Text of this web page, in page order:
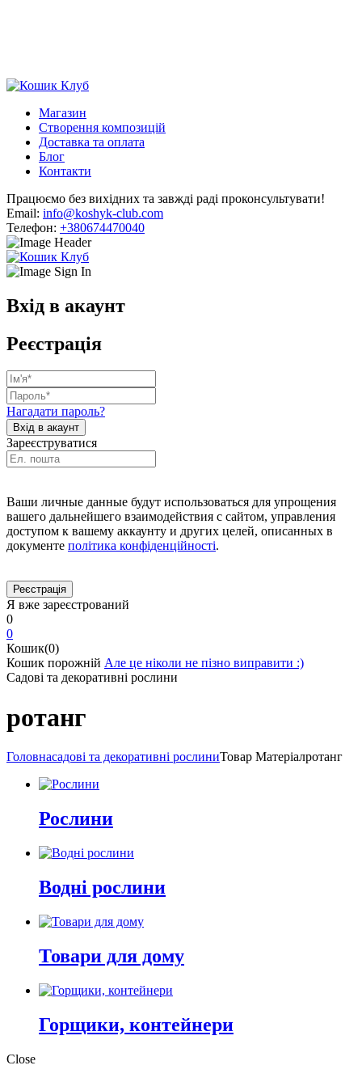
Магазин
Створення композицій
Доставка та оплата
Блог
Контакти
Працюємо без вихідних та завжді раді проконсультувати!
Email: info@koshyk-club.com
Телефон: +380674470040
Вхід в акаунт
Реєстрація
Нагадати пароль?
Зареєструватися
Ваши личные данные будут использоваться для упрощения
вашего дальнейшего взаимодействия с сайтом, управления
доступом к вашему аккаунту и других целей, описанных в
документе політика конфіденційності.
Я вже зареєстрований
0
0
Кошик(0)
Кошик порожній Але це ніколи не пізно виправити :)
Садові та декоративні рослини
ротанг
Головнасадові та декоративні рослиниТовар Матеріалротанг
Рослини
Водні рослини
Товари для дому
Горщики, контейнери
Close